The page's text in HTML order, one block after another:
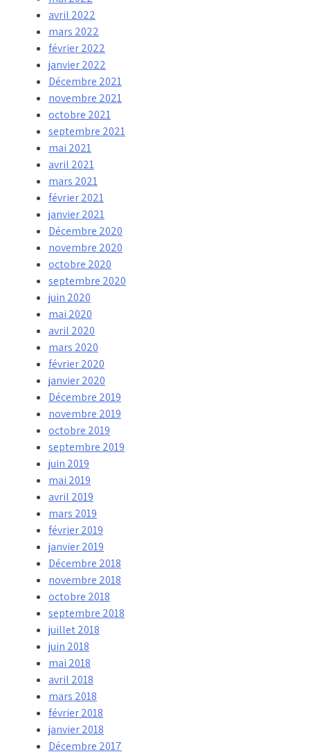
avril 2022
mars 2022
février 2022
janvier 2022
Décembre 2021
novembre 2021
octobre 2021
septembre 2021
mai 2021
avril 2021
mars 2021
février 2021
janvier 2021
Décembre 2020
novembre 2020
octobre 2020
septembre 2020
juin 2020
mai 2020
avril 2020
mars 2020
février 2020
janvier 2020
Décembre 2019
novembre 2019
octobre 2019
septembre 2019
juin 2019
mai 2019
avril 2019
mars 2019
février 2019
janvier 2019
Décembre 2018
novembre 2018
octobre 2018
septembre 2018
juillet 2018
juin 2018
mai 2018
avril 2018
mars 2018
février 2018
janvier 2018
Décembre 2017